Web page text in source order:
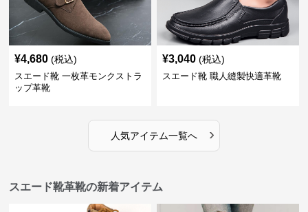
¥4,680 (税込)
スエード靴 一枚革モンクストラ
ップ革靴
¥3,040 (税込)
スエード靴 職人縫製快適革靴
人気アイテム一覧へ ›
スエード靴革靴の新着アイテム